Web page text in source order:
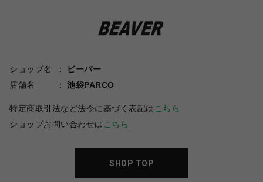
ショップ名
ビーバー
店舗名
池袋PARCO
特定商取引法など法令に基づく表記は こちら
ショップお問い合わせは こちら
SHOP TOP